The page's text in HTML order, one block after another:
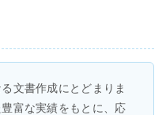
文書作成にとどまりま
富な実績をもとに、応